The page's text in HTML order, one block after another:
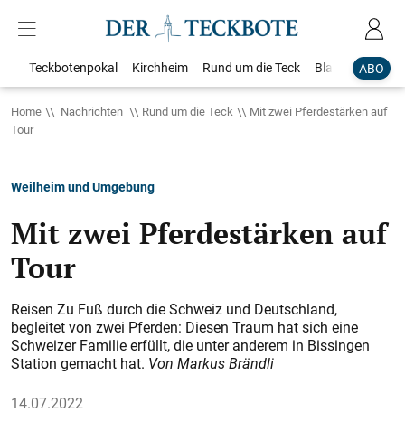
ABO
Teckbotenpokal Kirchheim Rund um die Teck Blaulicht
Home Nachrichten Rund um die Teck
Mit zwei Pferdestärken auf
Tour
Weilheim und Umgebung
Mit zwei Pferdestärken auf
Tour
Reisen Zu Fuß durch die Schweiz und Deutschland,
begleitet von zwei Pferden: Diesen Traum hat sich eine
Schweizer Familie erfüllt, die unter anderem in Bissingen
Station gemacht hat. Von Markus Brändli
14.07.2022